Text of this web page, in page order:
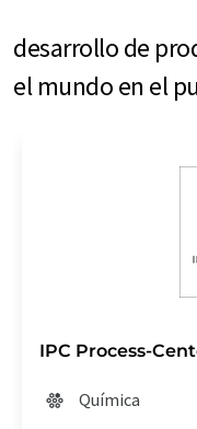
desarrollo de
el mundo en el
IPC Process-
Química